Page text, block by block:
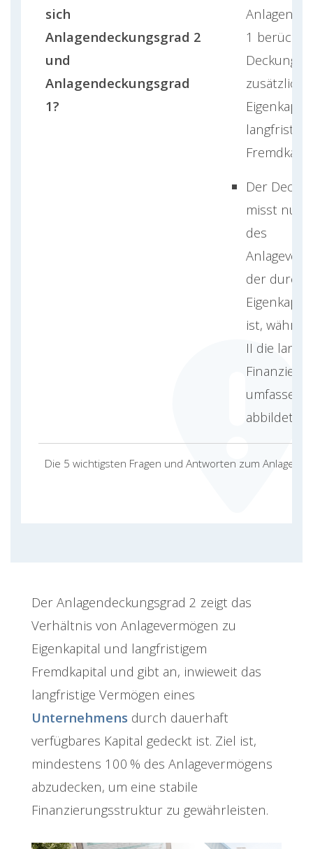
Die 5 wichtigsten Fragen und Antworten zum
sich
Anlagendeckungsgrad 2
und
Anlagendeckungsgrad
1?
1
zusätzlich
langfristige
Der
misst nur
des
der durch
ist,
II die
abbildet.
Der Anlagendeckungsgrad 2 zeigt das
Verhältnis von Anlagevermögen zu
Eigenkapital und langfristigem
Fremdkapital und gibt an, inwieweit das
langfristige Vermögen eines
Unternehmens durch dauerhaft
verfügbares Kapital gedeckt ist. Ziel ist,
mindestens 100 % des Anlagevermögens
abzudecken, um eine stabile
Finanzierungsstruktur zu gewährleisten.